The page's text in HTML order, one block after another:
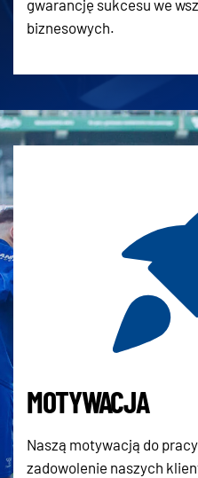
gwarancję sukcesu we
biznesowych.
MOTYWACJA
Naszą motywacją do
zadowolenie naszych